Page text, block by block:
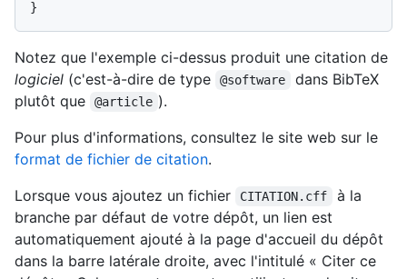
Notez que l'exemple ci-dessus produit une citation de
logiciel (c'est-à-dire de type @software
dans BibTeX
plutôt que
@article ).
Pour plus d'informations, consultez le site web sur le
format de fichier de citation.
Lorsque vous ajoutez un fichier
CITATION.cff
à la
branche par défaut de votre dépôt, un lien est
automatiquement ajouté à la page d'accueil du dépôt
dans la barre latérale droite, avec l'intitulé « Citer ce